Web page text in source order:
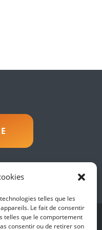
telles que les
Le fait de consentir
telles que le comportement
consentir ou de retirer son